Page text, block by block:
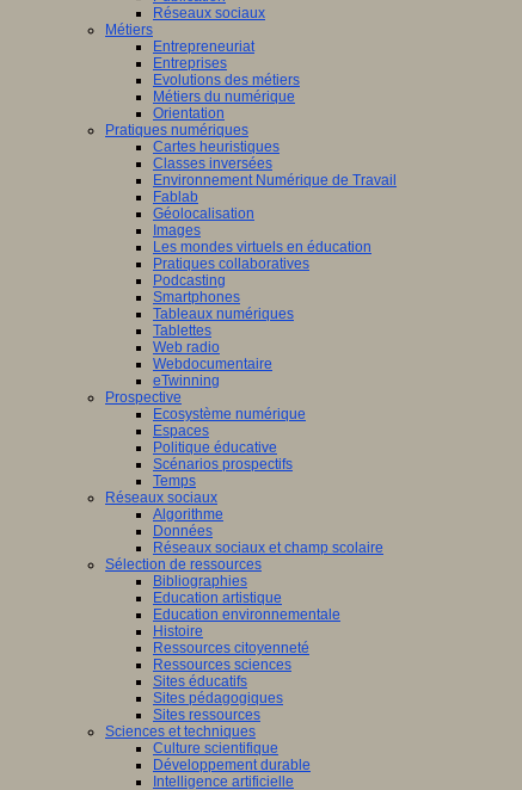
Réseaux sociaux
Métiers
Entrepreneuriat
Entreprises
Evolutions des métiers
Métiers du numérique
Orientation
Pratiques numériques
Cartes heuristiques
Classes inversées
Environnement Numérique de Travail
Fablab
Géolocalisation
Images
Les mondes virtuels en éducation
Pratiques collaboratives
Podcasting
Smartphones
Tableaux numériques
Tablettes
Web radio
Webdocumentaire
eTwinning
Prospective
Ecosystème numérique
Espaces
Politique éducative
Scénarios prospectifs
Temps
Réseaux sociaux
Algorithme
Données
Réseaux sociaux et champ scolaire
Sélection de ressources
Bibliographies
Education artistique
Education environnementale
Histoire
Ressources citoyenneté
Ressources sciences
Sites éducatifs
Sites pédagogiques
Sites ressources
Sciences et techniques
Culture scientifique
Développement durable
Intelligence artificielle